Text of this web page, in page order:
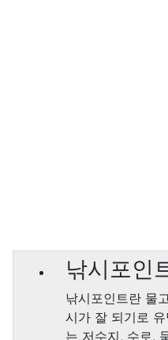
낚시포인
낚시포인트란 물
시가 잘 되기로
는 저수지, 수로,